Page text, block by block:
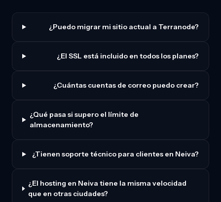
¿Puedo migrar mi sitio actual a Terranode?
¿El SSL está incluido en todos los planes?
¿Cuántas cuentas de correo puedo crear?
¿Qué pasa si supero el límite de
almacenamiento?
¿Tienen soporte técnico para clientes en Neiva?
¿El hosting en Neiva tiene la misma velocidad
que en otras ciudades?